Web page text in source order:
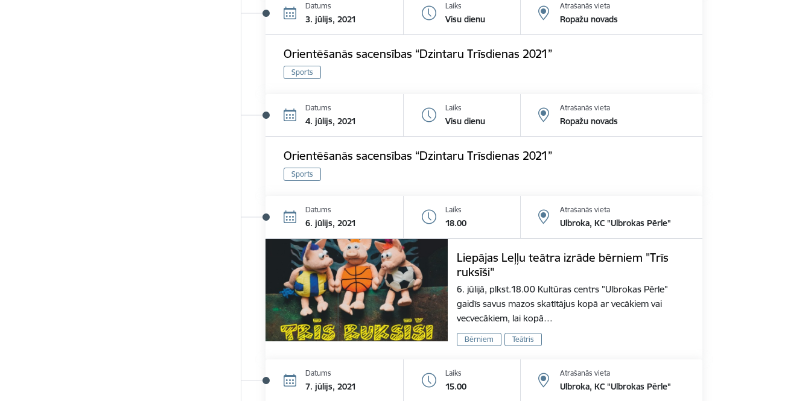
Datums
3. jūlijs, 2021
Laiks
Visu dienu
Atrašanās vieta
Ropažu novads
Orientēšanās sacensības “Dzintaru Trīsdienas 2021”
Sports
Datums
4. jūlijs, 2021
Laiks
Visu dienu
Atrašanās vieta
Ropažu novads
Orientēšanās sacensības “Dzintaru Trīsdienas 2021”
Sports
Datums
6. jūlijs, 2021
Laiks
18.00
Atrašanās vieta
Ulbroka, KC "Ulbrokas Pērle"
Liepājas Leļļu teātra izrāde bērniem "Trīs
ruksīši"
6. jūlijā, plkst.18.00 Kultūras centrs "Ulbrokas Pērle"
gaidīs savus mazos skatītājus kopā ar vecākiem vai
vecvecākiem, lai kopā…
Bērniem Teātris
Datums
7. jūlijs, 2021
Laiks
15.00
Atrašanās vieta
Ulbroka, KC "Ulbrokas Pērle"